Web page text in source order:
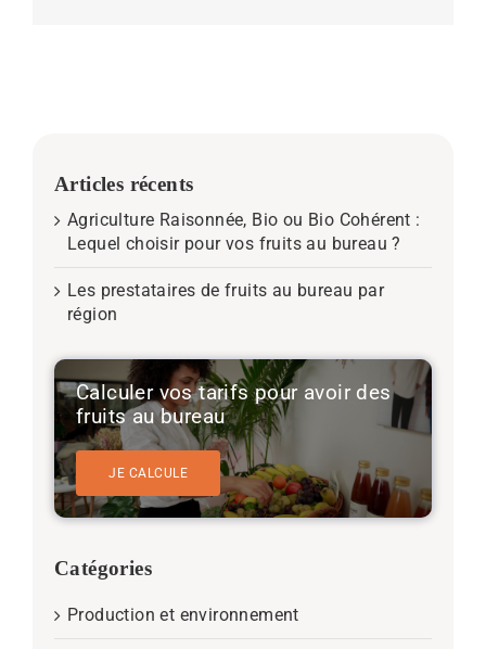
Articles récents
Agriculture Raisonnée, Bio ou Bio Cohérent :
Lequel choisir pour vos fruits au bureau ?
Les prestataires de fruits au bureau par
région
Calculer vos tarifs pour avoir des
fruits au bureau
JE CALCULE
Catégories
Production et environnement